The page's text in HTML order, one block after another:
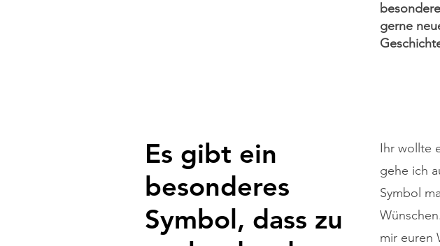
gerne
Es gibt ein
besonderes
Symbol, dass zu
Ihr wollte
gehe ich
Symbol
mir euren